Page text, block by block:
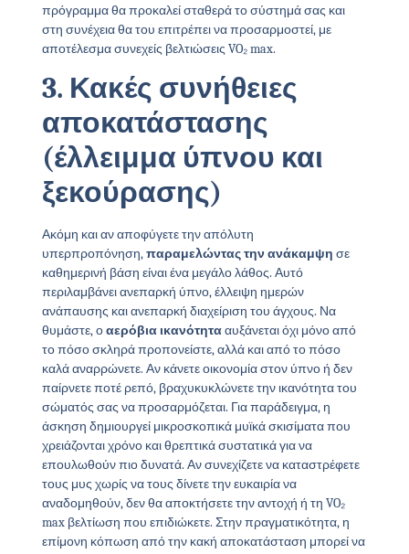
πρόγραμμα θα προκαλεί σταθερά το σύστημά σας και
στη συνέχεια θα του επιτρέπει να προσαρμοστεί, με
αποτέλεσμα συνεχείς βελτιώσεις VO₂ max.
3. Κακές συνήθειες
αποκατάστασης
(έλλειμμα ύπνου και
ξεκούρασης)
Ακόμη και αν αποφύγετε την απόλυτη
υπερπροπόνηση,παραμελώντας την ανάκαμψη σε
καθημερινή βάση είναι ένα μεγάλο λάθος. Αυτό
περιλαμβάνει ανεπαρκή ύπνο, έλλειψη ημερών
ανάπαυσης και ανεπαρκή διαχείριση του άγχους. Να
θυμάστε, οαερόβια ικανότητααυξάνεται όχι μόνο από
το πόσο σκληρά προπονείστε, αλλά και από το πόσο
καλά αναρρώνετε. Αν κάνετε οικονομία στον ύπνο ή δεν
παίρνετε ποτέ ρεπό, βραχυκυκλώνετε την ικανότητα του
σώματός σας να προσαρμόζεται. Για παράδειγμα, η
άσκηση δημιουργεί μικροσκοπικά μυϊκά σκισίματα που
χρειάζονται χρόνο και θρεπτικά συστατικά για να
επουλωθούν πιο δυνατά. Αν συνεχίζετε να καταστρέφετε
τους μυς χωρίς να τους δίνετε την ευκαιρία να
αναδομηθούν, δεν θα αποκτήσετε την αντοχή ή τη VO₂
max βελτίωση που επιδιώκετε. Στην πραγματικότητα, η
επίμονη κόπωση από την κακή αποκατάσταση μπορεί να